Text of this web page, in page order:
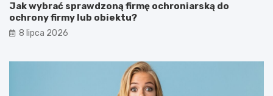
Jak wybrać sprawdzoną firmę ochroniarską do
ochrony firmy lub obiektu?
8 lipca 2026